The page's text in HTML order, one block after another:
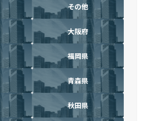
その他
大阪府
福岡県
青森県
秋田県